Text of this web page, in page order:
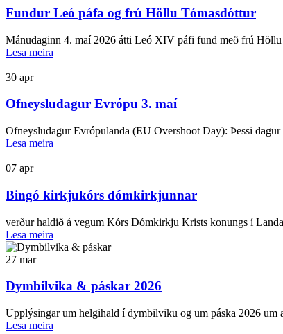
Fundur Leó páfa og frú Höllu Tómasdóttur
Mánudaginn 4. maí 2026 átti Leó XIV páfi fund með frú Höllu
Lesa meira
30 apr
Ofneysludagur Evrópu 3. maí
Ofneysludagur Evrópulanda (EU Overshoot Day): Þessi
Lesa meira
07 apr
Bingó kirkjukórs dómkirkjunnar
verður haldið á vegum Kórs Dómkirkju Krists konungs í
Lesa meira
27 mar
Dymbilvika & páskar 2026
Upplýsingar um helgihald í dymbilviku og um páska 2026 um
Lesa meira